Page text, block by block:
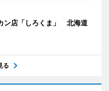
ン店「しろくま」 北海道
る